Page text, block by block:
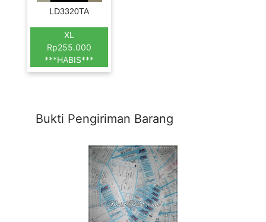
LD3320TA
XL
Rp255.000
***HABIS***
Bukti Pengiriman Barang